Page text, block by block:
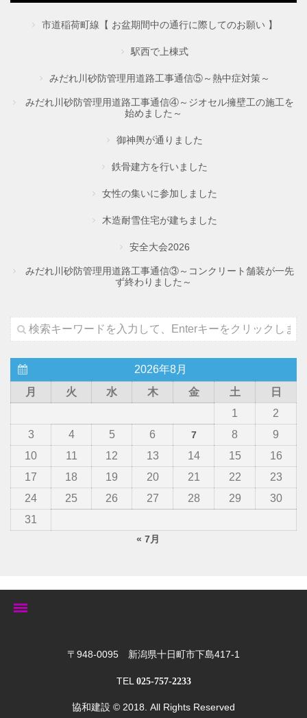
市道稲荷町線【 お盆期間中の通行に際してのお願い 】
駅西で上棟式
みだれ川砂防管理用道路工事通信⑤～熱中症対策～
みだれ川砂防管理用道路工事通信④～ジオセル擁壁工の施工を
始めました～
御神輿が通りました
鉄骨建方を行いました
女性の集いに参加しました
木造耐雪住宅が建ちました
安全大会2026
みだれ川砂防管理用道路工事通信③～コンクリート舗装が一先
ず終わりました～
2026年8月
月
火 水 木 金 土
日
1
2
3
4 5 6 7 8
9
10
11 12 13 14 15
16
17
18 19 20 21 22
23
24
25 26 27 28 29
30
31
« 7月
〒948-0095 新潟県十日町市下島417-1
TEL 025-757-2233
協和建設 © 2018. All Rights Reserved